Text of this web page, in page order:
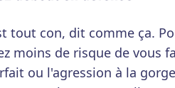
tout con, dit comme ça.
moins de risque de vous
ou l'agression à la